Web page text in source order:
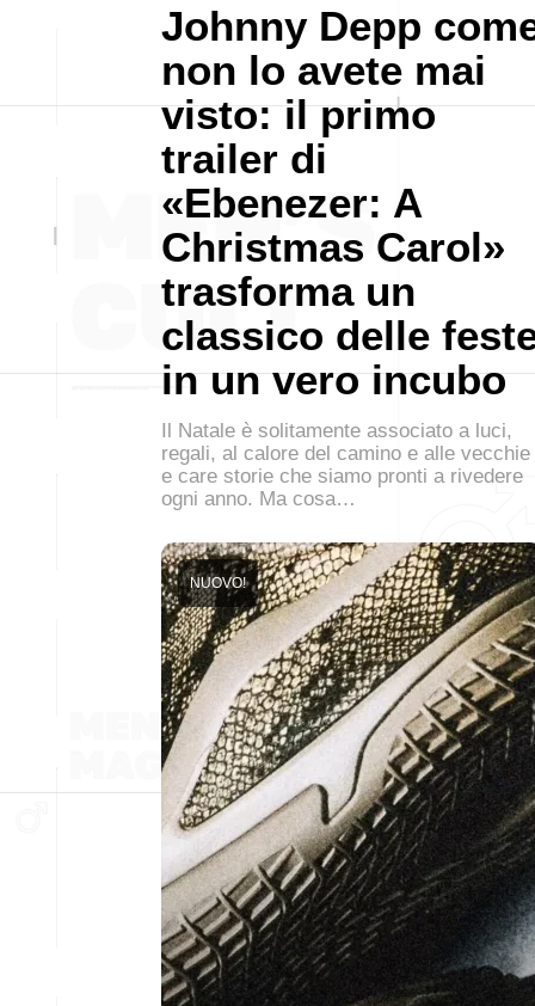
Johnny Depp
non lo avete mai
visto: il primo
trailer di
«Ebenezer: A
Christmas Carol»
trasforma un
classico delle
in un vero incubo
Il Natale è solitamente associato a luci,
regali, al calore del camino e alle vecchie
e care storie che siamo pronti a rivedere
ogni anno. Ma cosa…
NUOVO!